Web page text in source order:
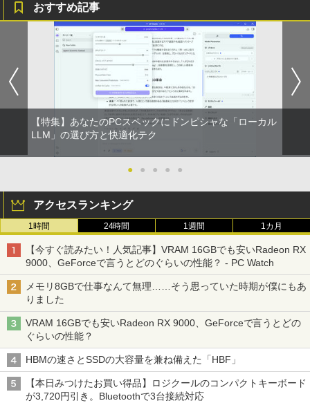
おすすめ記事
【特集】あなたのPCスペックにドンピシャな「ローカル
LLM」の選び方と快適化テク
● ● ● ● ●
アクセスランキング
1時間 24時間 1週間 1カ月
【今すぐ読みたい！人気記事】VRAM 16GBでも安いRadeon RX
9000、GeForceで言うとどのぐらいの性能？ - PC Watch
メモリ8GBで仕事なんて無理……そう思っていた時期が僕にもあ
りました
VRAM 16GBでも安いRadeon RX 9000、GeForceで言うとどの
ぐらいの性能？
HBMの速さとSSDの大容量を兼ね備えた「HBF」
【本日みつけたお買い得品】ロジクールのコンパクトキーボード
が3,720円引き。Bluetoothで3台接続対応